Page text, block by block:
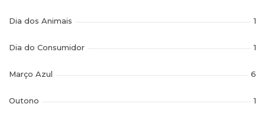
Dia dos Animais 1
Dia do Consumidor 1
Março Azul 6
Outono 1